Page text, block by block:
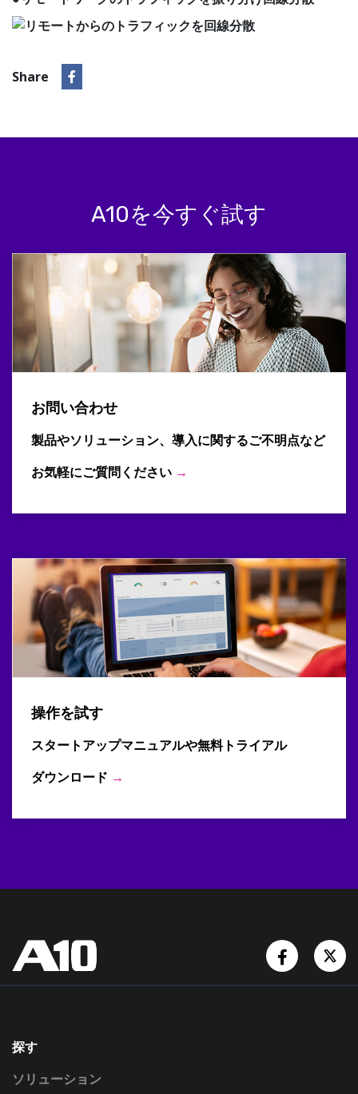
Share
A10を今すぐ試す
お問い合わせ
製品やソリューション、導入に関するご不明点など
お気軽にご質問ください →
操作を試す
スタートアップマニュアルや無料トライアル
ダウンロード →
探す
ソリューション